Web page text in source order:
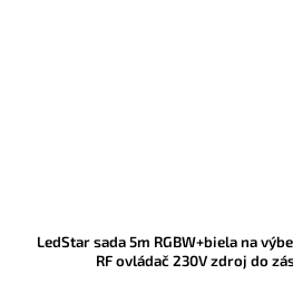
LedStar sada 5m RGBW+biela na
RF ovládač 230V zdroj do